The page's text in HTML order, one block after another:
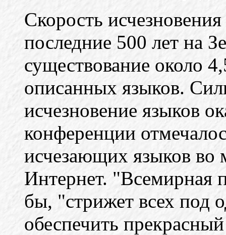
Скорость исчезновения
последние 500 лет на
существование около
описанных языков.
исчезновение языков
конференции
исчезающих языков во
Интернет. "Всемирная
бы, "стрижет всех под
обеспечить